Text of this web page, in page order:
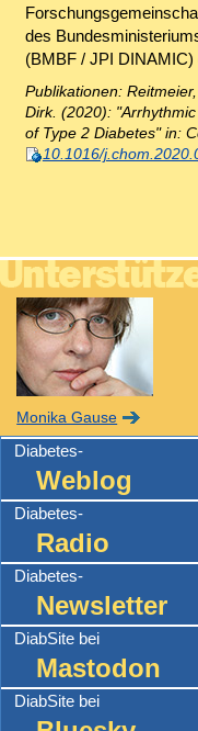
des
(BMBF / JPI DINAMIC)
Publikationen:
Dirk. (2020):
of Type 2 Diabetes" in:
10.1016/
Monika Gause
Diabetes-
Weblog
Diabetes-
Radio
Diabetes-
Newsletter
DiabSite bei
Mastodon
DiabSite bei